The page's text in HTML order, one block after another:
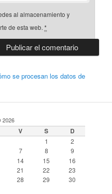
al almacenamiento y
de esta web.*
se procesan los datos de
2026
V S D
1 2
7 8
9
14 15
16
21 22
23
28 29
30